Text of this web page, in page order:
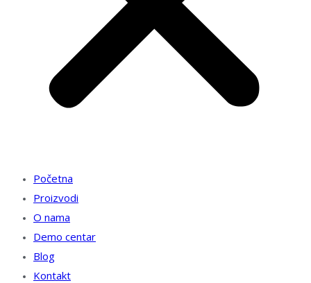
Početna
Proizvodi
O nama
Demo centar
Blog
Kontakt